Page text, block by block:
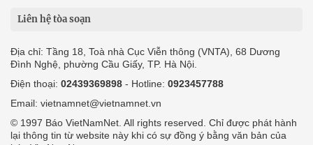
Liên hệ tòa soạn
Địa chỉ: Tầng 18, Toà nhà Cục Viễn thông (VNTA), 68 Dương
Đình Nghệ, phường Cầu Giấy, TP. Hà Nội.
Điện thoại: 02439369898 - Hotline: 0923457788
Email: vietnamnet@vietnamnet.vn
© 1997 Báo VietNamNet. All rights reserved. Chỉ được phát hành
lại thông tin từ website này khi có sự đồng ý bằng văn bản của